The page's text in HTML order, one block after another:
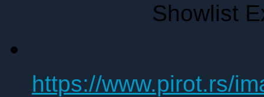
Showlist
https://www.pirot.rs/